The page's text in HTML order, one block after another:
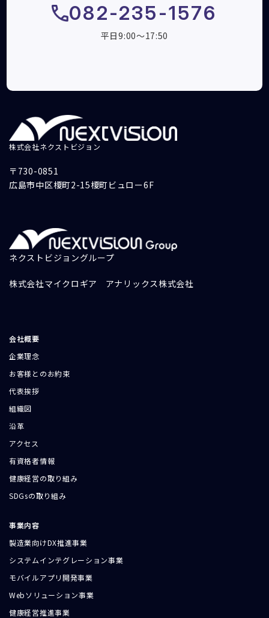
082-235-1576
平日9:00～17:50
株式会社ネクストビジョン
〒730-0851
広島市中区榎町2-15榎町ビュロー6F
ネクストビジョングループ
株式会社マイクロギア アナリックス株式会社
会社概要
企業理念
お客様とのお約束
代表挨拶
組織図
沿革
アクセス
有資格者情報
健康経営の取り組み
SDGsの取り組み
事業内容
製造業向けDX推進事業
システムインテグレーション事業
モバイルアプリ開発事業
Webソリューション事業
健康経営推進事業